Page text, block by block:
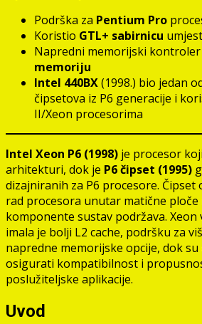
Podrška za Pentium Pro
Koristio GTL+ sabirnicu
Napredni memorijski
memoriju
Intel 440BX(1998.) bio jedan
čipsetova iz P6 generacije i
II/Xeon procesorima
Intel Xeon P6 (1998) je procesor
arhitekturi, dok je P6 čipset (1995)
dizajniranih za P6 procesore.
rad procesora unutar matične
komponente sustav podržava. Xeon
imala je bolji L2 cache, podršku za
napredne memorijske opcije, dok
osigurati kompatibilnost i
poslužiteljske aplikacije.
Uvod